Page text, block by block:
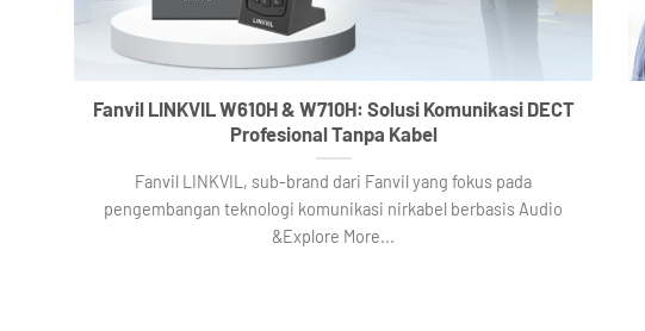
Fanvil LINKVIL W610H & W710H: Solusi Komunikasi DECT
Profesional Tanpa Kabel
Fanvil LINKVIL, sub-brand dari Fanvil yang fokus pada
pengembangan teknologi komunikasi nirkabel berbasis Audio
&Explore More...